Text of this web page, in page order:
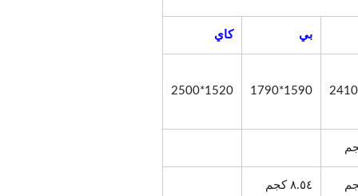
بي كاي
1590*1790
1520*2500
٨.٥٤ كجم